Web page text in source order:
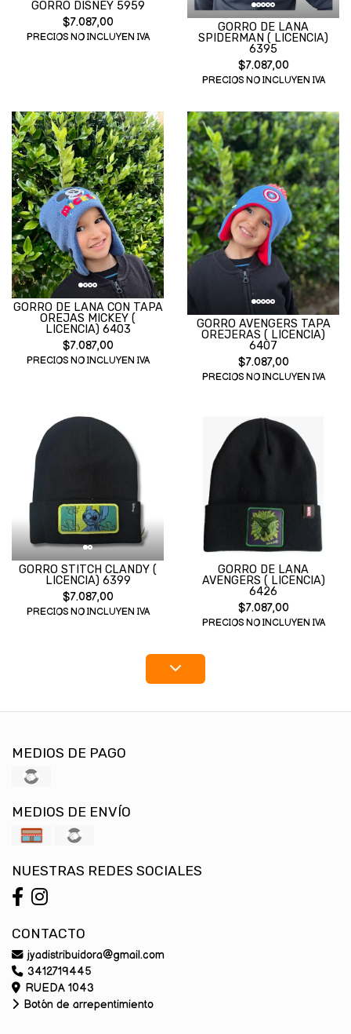
GORRO DISNEY 5959
$7.087,00
PRECIOS NO INCLUYEN IVA
GORRO DE LANA
SPIDERMAN ( LICENCIA)
6395
$7.087,00
PRECIOS NO INCLUYEN IVA
GORRO DE LANA CON TAPA
OREJAS MICKEY (
LICENCIA) 6403
$7.087,00
PRECIOS NO INCLUYEN IVA
GORRO AVENGERS TAPA
OREJERAS ( LICENCIA)
6407
$7.087,00
PRECIOS NO INCLUYEN IVA
GORRO STITCH CLANDY (
LICENCIA) 6399
$7.087,00
PRECIOS NO INCLUYEN IVA
GORRO DE LANA
AVENGERS ( LICENCIA)
6426
$7.087,00
PRECIOS NO INCLUYEN IVA
MEDIOS DE PAGO
MEDIOS DE ENVÍO
NUESTRAS REDES SOCIALES
CONTACTO
jyadistribuidora@gmail.com
3412719445
RUEDA 1043
Botón de arrepentimiento